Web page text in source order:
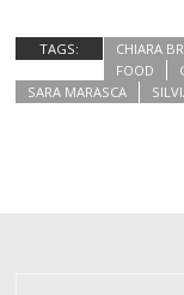
TAGS: CHIARA
FOOD
SARA MARASCA